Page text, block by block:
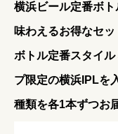
横浜ビール定番ボ
味わえるお得なセッ
ボトル定番スタイ
プ限定の横浜IPLを
種類を各1本ずつお